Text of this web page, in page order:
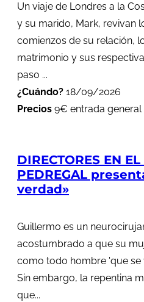
Un viaje de Londres a la
y su marido, Mark, revivan
comienzos de su relación,
matrimonio y sus
paso ...
¿Cuándo? 18/09/2026
Precios 9€ entrada
DIRECTORES EN
PEDREGAL
verdad»
Guillermo es un
acostumbrado a que su
como todo hombre 'que se
Sin embargo, la repentina
que...